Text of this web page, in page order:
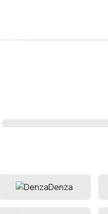
Denza